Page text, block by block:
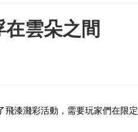
在雲朵之間
飛漆濺彩活動，需要玩家們在限定